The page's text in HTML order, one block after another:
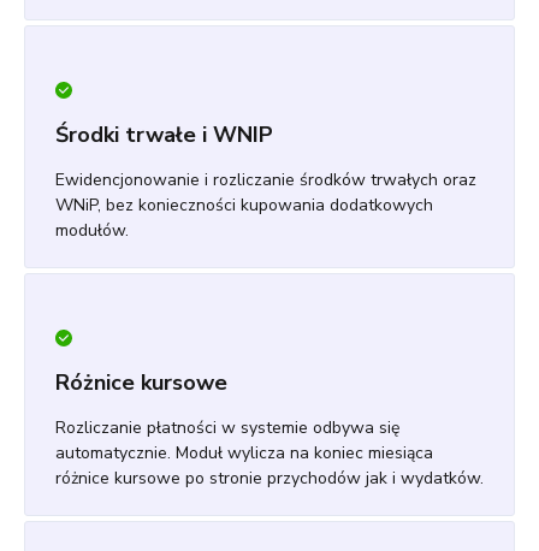
Środki trwałe i WNIP
Ewidencjonowanie i rozliczanie środków trwałych oraz
WNiP, bez konieczności kupowania dodatkowych
modułów.
Różnice kursowe
Rozliczanie płatności w systemie odbywa się
automatycznie. Moduł wylicza na koniec miesiąca
różnice kursowe po stronie przychodów jak i wydatków.